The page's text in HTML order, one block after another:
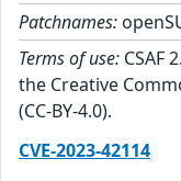
Patchnames:
Terms of use: CSAF
the Creative
(CC-BY-4.0).
CVE-2023-42114